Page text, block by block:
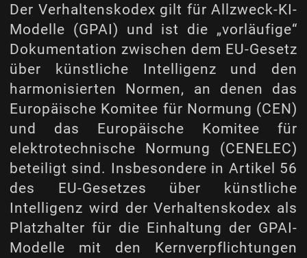
Der Verhaltenskodex gilt für Allzweck-KI-
Modelle (GPAI) und ist die „vorläufige“
Dokumentation zwischen dem EU-Gesetz
über künstliche Intelligenz und den
harmonisierten Normen, an denen das
Europäische Komitee für Normung (CEN)
und das Europäische Komitee für
elektrotechnische Normung (CENELEC)
beteiligt sind. Insbesondere in Artikel 56
des EU-Gesetzes über künstliche
Intelligenz wird der Verhaltenskodex als
Platzhalter für die Einhaltung der GPAI-
Modelle mit den Kernverpflichtungen